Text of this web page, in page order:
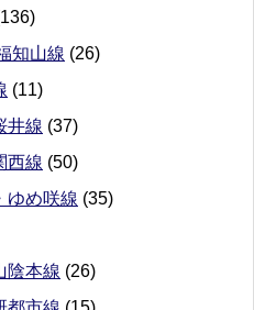
知山線 (26)
(11)
井線 (37)
西線 (50)
ゆめ咲線 (35)
陰本線 (26)